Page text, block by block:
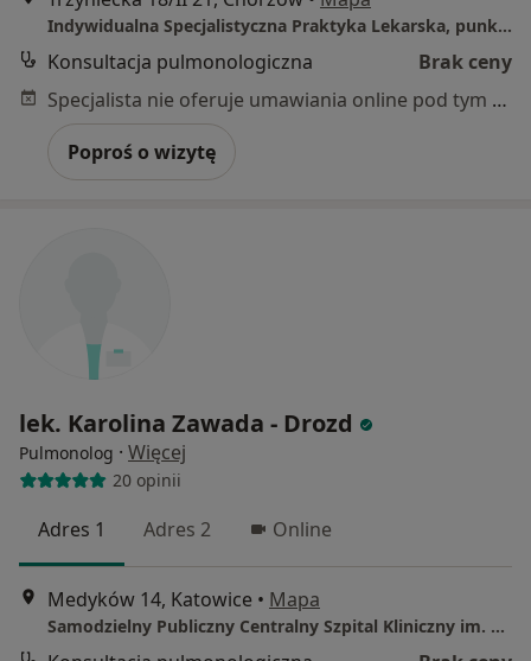
Indywidualna Specjalistyczna Praktyka Lekarska, punkt zgłoszeń
Konsultacja pulmonologiczna
Brak ceny
Specjalista nie oferuje umawiania online pod tym adresem.
Poproś o wizytę
lek. Karolina Zawada - Drozd
Pulmonolog · Więcej
20 opinii
Adres 1 Adres 2 Online
Medyków 14, Katowice • Mapa
Samodzielny Publiczny Centralny Szpital Kliniczny im. prof. Kornela Gibińskiego Śląskiego Uniwersytetu Medycznego w Katowicach